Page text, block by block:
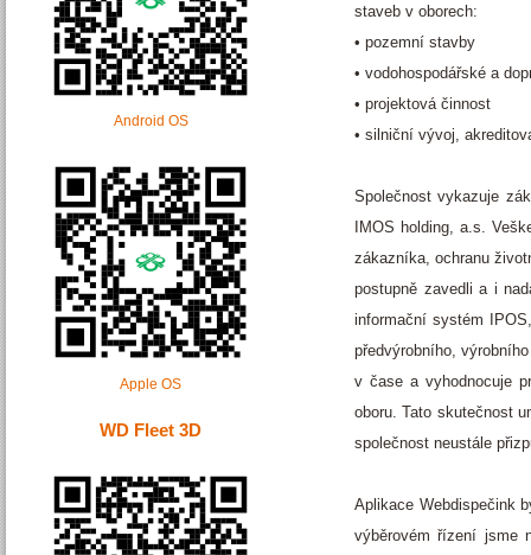
Android OS
Apple OS
WD Fleet 3D
staveb v oborech:
• pozemní stavby
• vodohospodářské a
• projektová činnost
• silniční vývoj,
Společnost vykazuje
IMOS holding, a.s.
zákazníka, ochranu
postupně zavedli a i
informační systém
předvýrobního,
v čase a vyhodnocuje
oboru. Tato skutečnost
společnost neustále
Aplikace Webdispečink
výběrovém řízení jsme